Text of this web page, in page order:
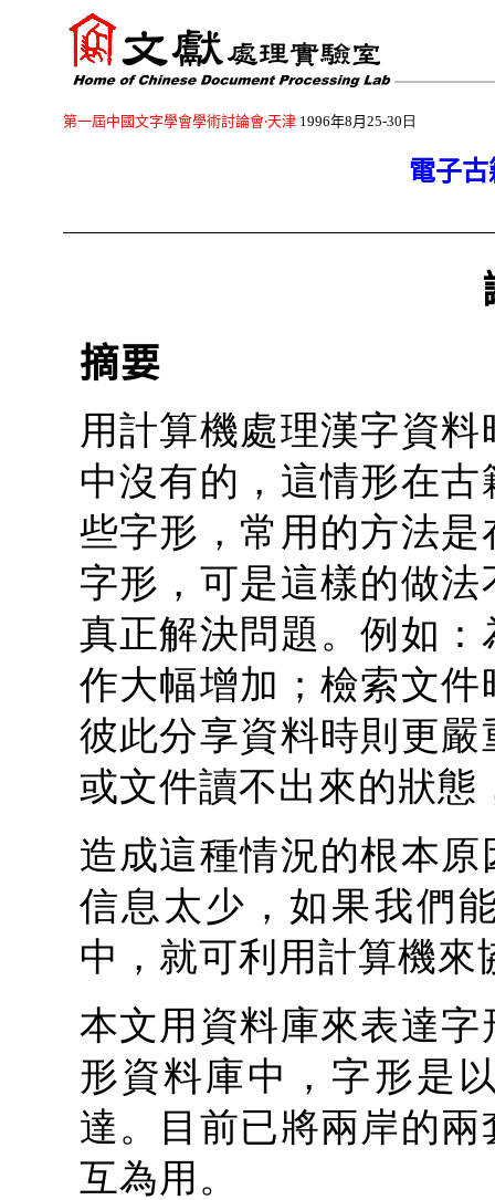
第一屆中國文字學會學術討論會‧天津 1996年8月25-30日
電子
摘要
用計算機處理漢字資
中沒有的，這情形在
些字形，常用的方法
字形，可是這樣的做
真正解決問題。例如
作大幅增加；檢索文
彼此分享資料時則更
或文件讀不出來的狀態
造成這種情況的根本
信息太少，如果我們
中，就可利用計算機
本文用資料庫來表達
形資料庫中，字形是
達。目前已將兩岸的
互為用。